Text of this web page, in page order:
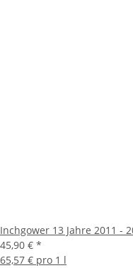
Inchgower 13 Jahre 2011 -
45,90 € *
65,57 € pro 1 l